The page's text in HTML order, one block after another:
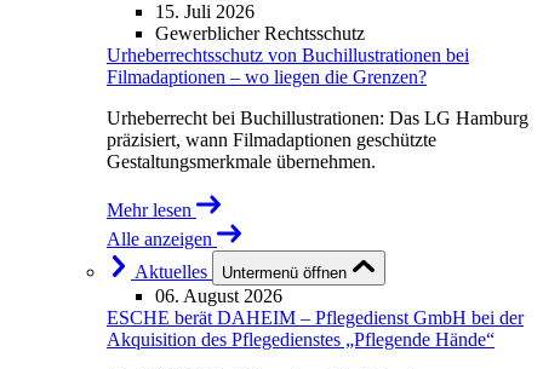
15. Juli 2026
Gewerblicher Rechtsschutz
Urheberrechtsschutz von Buchillustrationen bei
Filmadaptionen – wo liegen die Grenzen?
Urheberrecht bei Buchillustrationen: Das LG Hamburg
präzisiert, wann Filmadaptionen geschützte
Gestaltungsmerkmale übernehmen.
Mehr lesen
Alle anzeigen
Aktuelles
Untermenü öffnen
06. August 2026
ESCHE berät DAHEIM – Pflegedienst GmbH bei der
Akquisition des Pflegedienstes „Pflegende Hände“